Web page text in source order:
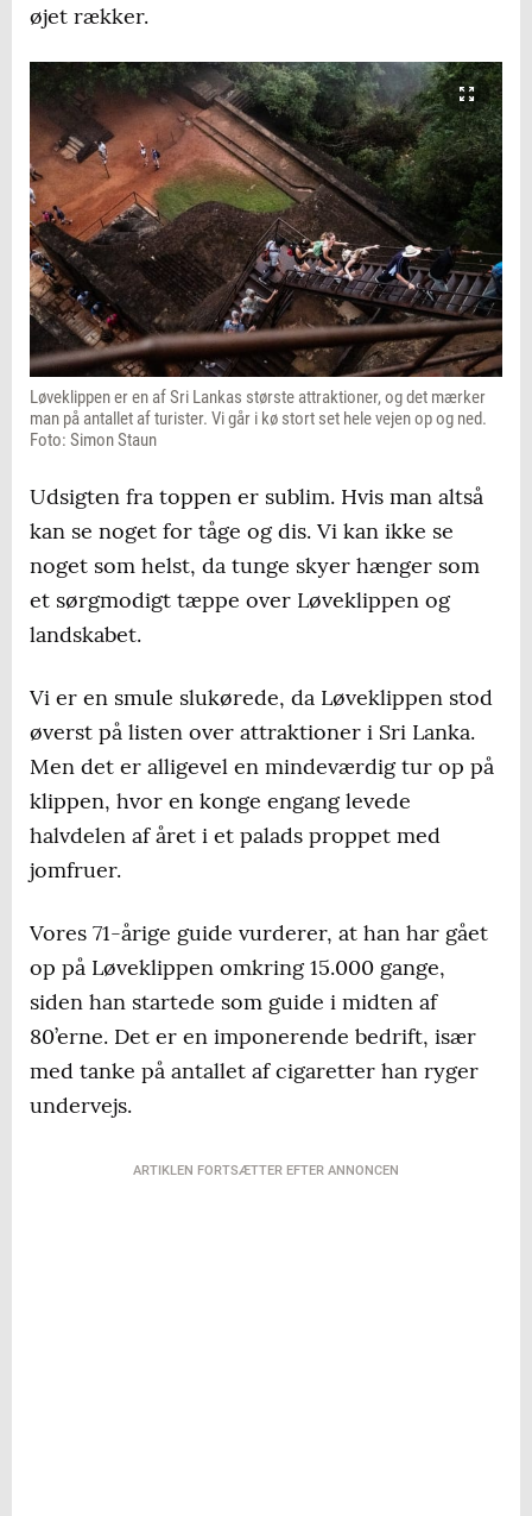
øjet rækker.
Løveklippen er en af Sri Lankas største attraktioner, og det mærker
man på antallet af turister. Vi går i kø stort set hele vejen op og ned.
Foto: Simon Staun
Udsigten fra toppen er sublim. Hvis man altså
kan se noget for tåge og dis. Vi kan ikke se
noget som helst, da tunge skyer hænger som
et sørgmodigt tæppe over Løveklippen og
landskabet.
Vi er en smule slukørede, da Løveklippen stod
øverst på listen over attraktioner i Sri Lanka.
Men det er alligevel en mindeværdig tur op på
klippen, hvor en konge engang levede
halvdelen af året i et palads proppet med
jomfruer.
Vores 71-årige guide vurderer, at han har gået
op på Løveklippen omkring 15.000 gange,
siden han startede som guide i midten af
80’erne. Det er en imponerende bedrift, især
med tanke på antallet af cigaretter han ryger
undervejs.
ARTIKLEN FORTSÆTTER EFTER ANNONCEN